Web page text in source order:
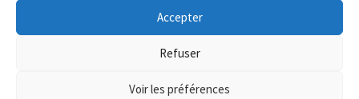
Accepter
Refuser
Voir les préférences
The physical record shop will be closed from july 30th to
august 17th included. Online orders will start shipping on
august 18th.